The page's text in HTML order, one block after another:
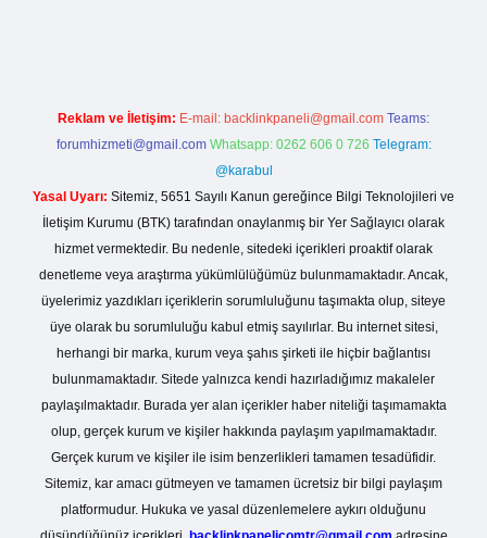
Reklam ve İletişim: E-mail: backlinkpaneli@gmail.com Teams:
forumhizmeti@gmail.com Whatsapp: 0262 606 0 726 Telegram:
@karabul
Yasal Uyarı: Sitemiz, 5651 Sayılı Kanun gereğince Bilgi Teknolojileri ve
İletişim Kurumu (BTK) tarafından onaylanmış bir Yer Sağlayıcı olarak
hizmet vermektedir. Bu nedenle, sitedeki içerikleri proaktif olarak
denetleme veya araştırma yükümlülüğümüz bulunmamaktadır. Ancak,
üyelerimiz yazdıkları içeriklerin sorumluluğunu taşımakta olup, siteye
üye olarak bu sorumluluğu kabul etmiş sayılırlar. Bu internet sitesi,
herhangi bir marka, kurum veya şahıs şirketi ile hiçbir bağlantısı
bulunmamaktadır. Sitede yalnızca kendi hazırladığımız makaleler
paylaşılmaktadır. Burada yer alan içerikler haber niteliği taşımamakta
olup, gerçek kurum ve kişiler hakkında paylaşım yapılmamaktadır.
Gerçek kurum ve kişiler ile isim benzerlikleri tamamen tesadüfidir.
Sitemiz, kar amacı gütmeyen ve tamamen ücretsiz bir bilgi paylaşım
platformudur. Hukuka ve yasal düzenlemelere aykırı olduğunu